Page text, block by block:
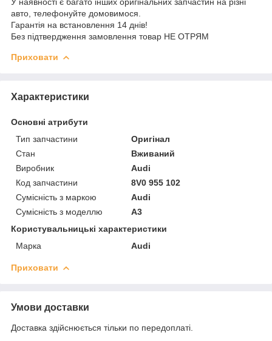
авто, телефонуйте домовимося.
Гарантія на встановлення 14 днів!
Без підтвердження замовлення товар НЕ ОТРЯМ
Приховати
Характеристики
Основні атрибути
Тип запчастини
Оригінал
Стан
Вживаний
Виробник
Audi
Код запчастини
8V0 955 102
Сумісність з маркою
Audi
Сумісність з моделлю
A3
Користувальницькі характеристики
Марка
Audi
Приховати
Умови доставки
Доставка здійснюється тільки по передоплаті.